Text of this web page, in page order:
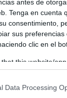
antes de
Tenga en cuenta
consentimiento,
sus
clic en el
that this website/
but not
consent section.
Data Processing
y Políticas
y pide
de lo que